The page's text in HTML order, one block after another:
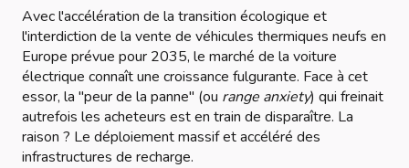
Avec l'accélération de la transition écologique et
l'interdiction de la vente de véhicules thermiques neufs en
Europe prévue pour 2035, le marché de la voiture
électrique connaît une croissance fulgurante. Face à cet
essor, la "peur de la panne" (ou range anxiety) qui freinait
autrefois les acheteurs est en train de disparaître. La
raison ? Le déploiement massif et accéléré des
infrastructures de recharge.